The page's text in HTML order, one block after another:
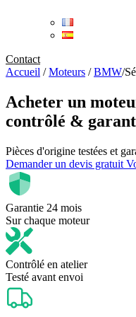
Contact
Accueil / Moteurs / BMW/
Acheter un
contrôlé &
Pièces d'origine testées et
Demander un devis gratuit
Garantie 24 mois
Sur chaque moteur
Contrôlé en atelier
Testé avant envoi